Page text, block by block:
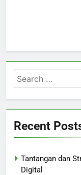
Search
for:
Recent
Tantangan dan
Digital